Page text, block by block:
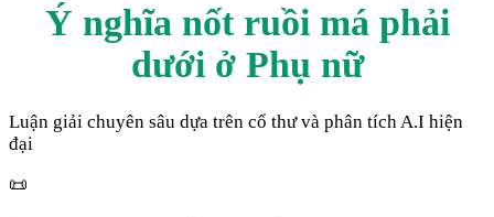
Ý nghĩa nốt ruồi má phải
dướiở Phụ nữ
Luận giải chuyên sâu dựa trên cổ thư và phân tích A.I hiện
đại
📜